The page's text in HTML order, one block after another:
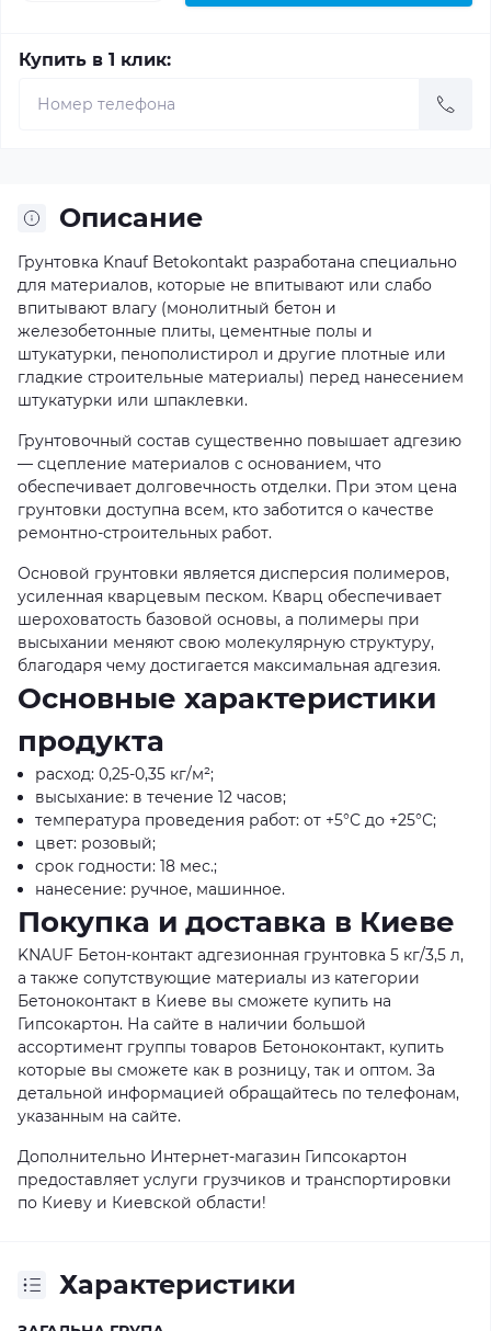
Купить в 1 клик:
Описание
Грунтовка Knauf Betokontakt разработана специально
для материалов, которые не впитывают или слабо
впитывают влагу (монолитный бетон и
железобетонные плиты, цементные полы и
штукатурки, пенополистирол и другие плотные или
гладкие строительные материалы) перед нанесением
штукатурки или шпаклевки.
Грунтовочный состав существенно повышает адгезию
— сцепление материалов с основанием, что
обеспечивает долговечность отделки. При этом цена
грунтовки доступна всем, кто заботится о качестве
ремонтно-строительных работ.
Основой грунтовки является дисперсия полимеров,
усиленная кварцевым песком. Кварц обеспечивает
шероховатость базовой основы, а полимеры при
высыхании меняют свою молекулярную структуру,
благодаря чему достигается максимальная адгезия.
Основные характеристики
продукта
расход: 0,25-0,35 кг/м²;
высыхание: в течение 12 часов;
температура проведения работ: от +5°С до +25°С;
цвет: розовый;
срок годности: 18 мес.;
нанесение: ручное, машинное.
Покупка и доставка в Киеве
KNAUF Бетон-контакт адгезионная грунтовка 5 кг/3,5 л,
а также сопутствующие материалы из категории
Бетоноконтакт в Киеве вы сможете купить на
Гипсокартон. На сайте в наличии большой
ассортимент группы товаров Бетоноконтакт, купить
которые вы сможете как в розницу, так и оптом. За
детальной информацией обращайтесь по телефонам,
указанным на сайте.
Дополнительно Интернет-магазин Гипсокартон
предоставляет услуги грузчиков и транспортировки
по Киеву и Киевской области!
Характеристики